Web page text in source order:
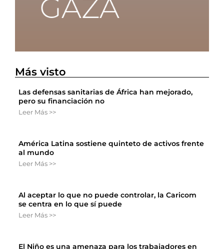
Más visto
Las defensas sanitarias de África han mejorado,
pero su financiación no
Leer Más >>
América Latina sostiene quinteto de activos frente
al mundo
Leer Más >>
Al aceptar lo que no puede controlar, la Caricom
se centra en lo que sí puede
Leer Más >>
El Niño es una amenaza para los trabajadores en